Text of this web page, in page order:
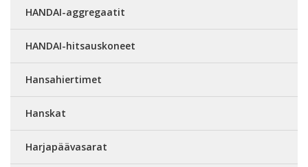
HANDAI-aggregaatit
HANDAI-hitsauskoneet
Hansahiertimet
Hanskat
Harjapäävasarat